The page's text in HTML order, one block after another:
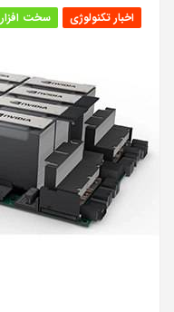
اخبار تکنولوژی سخت افزار